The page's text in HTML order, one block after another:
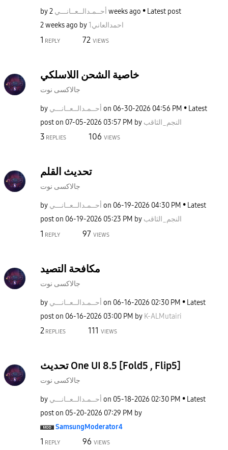
by أحــمـدالــعــانـــي 2 weeks ago
Latest post
2 weeks ago by 1احمدالعاني
1 REPLY 72 VIEWS
خاصية الشحن اللاسلكي
جالاكسى نوت
by أحــمـدالــعــانـــي on ‎06-30-2026 04:56 PM
Latest
post on ‎07-05-2026 03:57 PM by النجم_الثاقب
3 REPLIES 106 VIEWS
تحديث القلم
جالاكسى نوت
by أحــمـدالــعــانـــي on ‎06-19-2026 04:30 PM
Latest
post on ‎06-19-2026 05:23 PM by النجم_الثاقب
1 REPLY 97 VIEWS
مكافحة التصيد
جالاكسى نوت
by أحــمـدالــعــانـــي on ‎06-16-2026 02:30 PM
Latest
post on ‎06-16-2026 03:00 PM by K-ALMutairi
2 REPLIES 111 VIEWS
تحديث One UI 8.5 [Fold5 , Flip5]
جالاكسى نوت
by أحــمـدالــعــانـــي on ‎05-18-2026 02:30 PM
Latest
post on ‎05-20-2026 07:29 PM by
SamsungModerator4
1 REPLY 96 VIEWS